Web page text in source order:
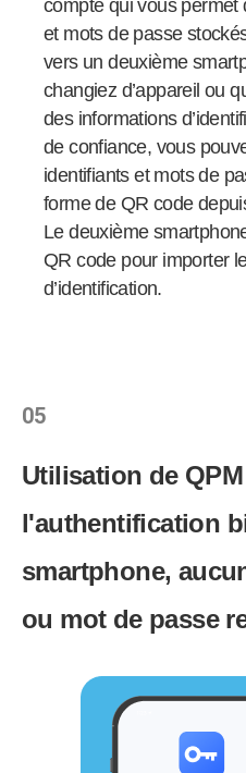
compte qui vous permet
et mots de passe
vers un deuxième
changiez d’appareil ou
des informations
de confiance, vous
identifiants et mots de
forme de QR code
Le deuxième
QR code pour importer
d’identification.
05
Utilisation de
l'authentification
smartphone,
ou mot de passe